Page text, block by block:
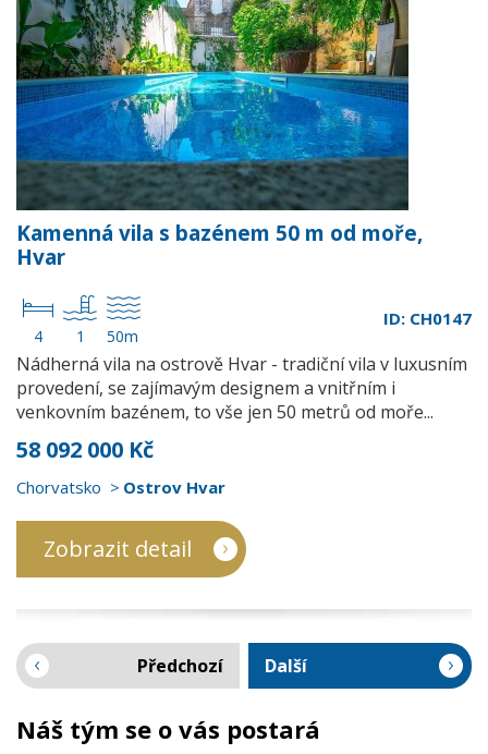
Kamenná vila s bazénem 50 m od moře,
Hvar
4 1 50m
ID: CH0147
Nádherná vila na ostrově Hvar - tradiční vila v luxusním
provedení, se zajímavým designem a vnitřním i
venkovním bazénem, to vše jen 50 metrů od moře...
58 092 000 Kč
Chorvatsko Ostrov Hvar
Zobrazit detail
Předchozí Další
Náš tým se o vás postará